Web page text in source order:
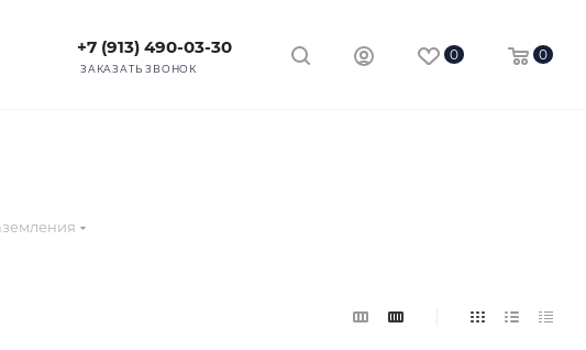
+7 (913) 490-03-30
ЗАКАЗАТЬ ЗВОНОК
0 0